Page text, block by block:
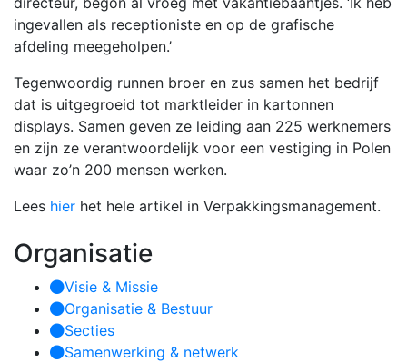
ingevallen als receptioniste en op de grafische
afdeling meegeholpen.’
Tegenwoordig runnen broer en zus samen het bedrijf
dat is uitgegroeid tot marktleider in kartonnen
displays. Samen geven ze leiding aan 225 werknemers
en zijn ze verantwoordelijk voor een vestiging in Polen
waar zo’n 200 mensen werken.
Lees hier het hele artikel in Verpakkingsmanagement.
Organisatie
Visie & Missie
Organisatie & Bestuur
Secties
Samenwerking & netwerk